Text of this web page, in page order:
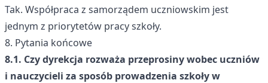
Tak. Współpraca z samorządem uczniowskim jest
jednym z priorytetów pracy szkoły.
8. Pytania końcowe
8.1. Czy dyrekcja rozważa przeprosiny wobec uczniów
i nauczycieli za sposób prowadzenia szkoły w